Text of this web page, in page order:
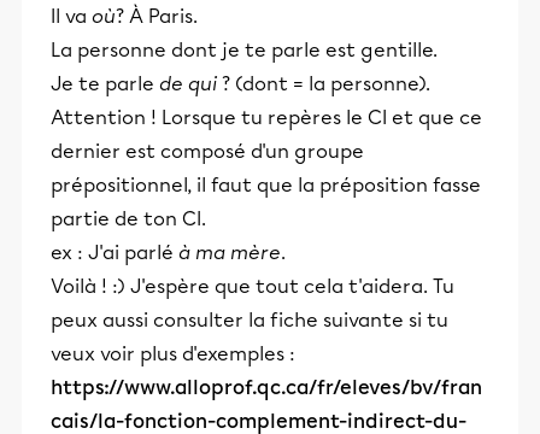
Il va où? À Paris.
La personne dont je te parle est gentille.
Je te parle de qui ? (dont = la personne).
Attention ! Lorsque tu repères le CI et que ce
dernier est composé d'un groupe
prépositionnel, il faut que la préposition fasse
partie de ton CI.
ex : J'ai parlé à ma mère.
Voilà ! :) J'espère que tout cela t'aidera. Tu
peux aussi consulter la fiche suivante si tu
veux voir plus d'exemples :
https://www.alloprof.qc.ca/fr/eleves/bv/fran
cais/la-fonction-complement-indirect-du-